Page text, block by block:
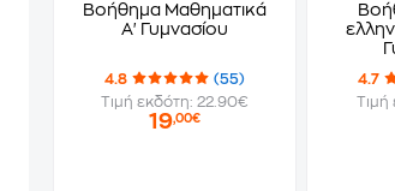
Βοήθημα Μαθηματικά
Α' Γυμνασίου
4.8
(55)
Τιμή εκδότη: 22.90€
19,00€
4.7
Τιμή